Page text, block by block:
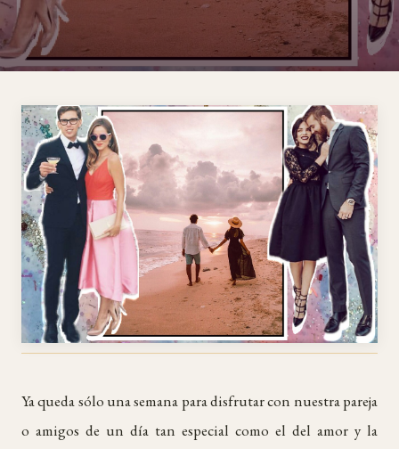
Ya queda sólo una semana para disfrutar con nuestra pareja
o amigos de un día tan especial como el del amor y la